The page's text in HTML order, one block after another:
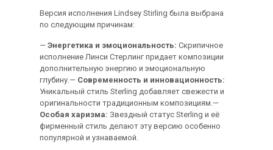
Версия исполнения Lindsey Stirling была выбрана
по следующим причинам:
— Энергетика и эмоциональность: Скрипичное
исполнение Линси Стерлинг придает композиции
дополнительную энергию и эмоциональную
глубину.— Современность и инновационность:
Уникальный стиль Sterling добавляет свежести и
оригинальности традиционным композициям.—
Особая харизма: Звездный статус Sterling и её
фирменный стиль делают эту версию особенно
популярной и узнаваемой.